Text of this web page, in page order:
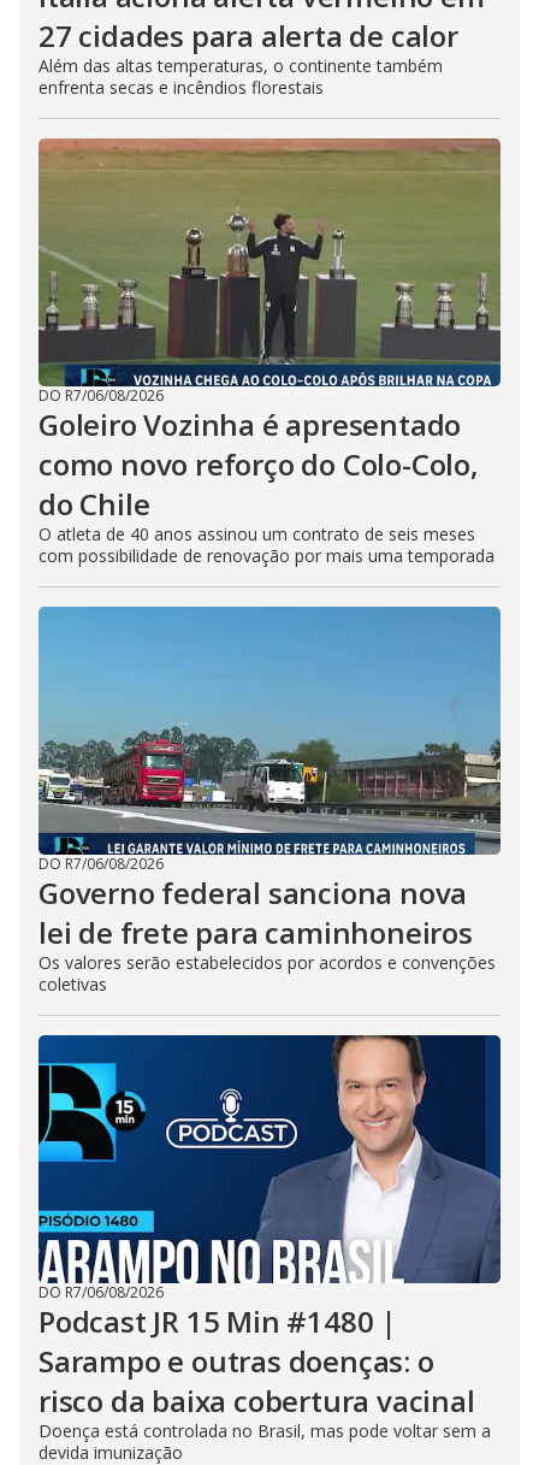
27 cidades para alerta de calor
Além das altas temperaturas, o continente também
enfrenta secas e incêndios florestais
DO R7/06/08/2026
Goleiro Vozinha é apresentado
como novo reforço do Colo-Colo,
do Chile
O atleta de 40 anos assinou um contrato de seis meses
com possibilidade de renovação por mais uma temporada
DO R7/06/08/2026
Governo federal sanciona nova
lei de frete para caminhoneiros
Os valores serão estabelecidos por acordos e convenções
coletivas
DO R7/06/08/2026
Podcast JR 15 Min #1480 |
Sarampo e outras doenças: o
risco da baixa cobertura vacinal
Doença está controlada no Brasil, mas pode voltar sem a
devida imunização